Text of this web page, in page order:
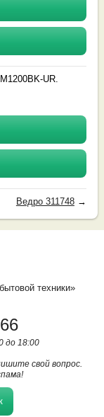
UR.
Ведро 311748→
техники»
до 18:00
свой вопрос.